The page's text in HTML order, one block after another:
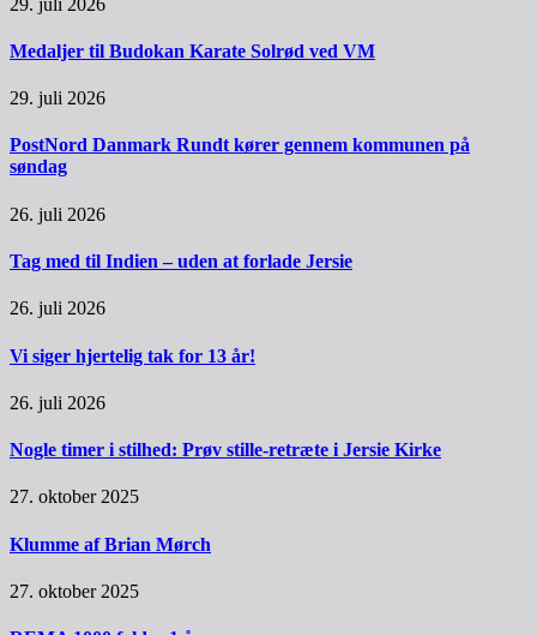
Medaljer til Budokan Karate Solrød ved VM
29. juli 2026
PostNord Danmark Rundt kører gennem kommunen på
søndag
26. juli 2026
Tag med til Indien – uden at forlade Jersie
26. juli 2026
Vi siger hjertelig tak for 13 år!
26. juli 2026
Nogle timer i stilhed: Prøv stille-retræte i Jersie Kirke
27. oktober 2025
Klumme af Brian Mørch
27. oktober 2025